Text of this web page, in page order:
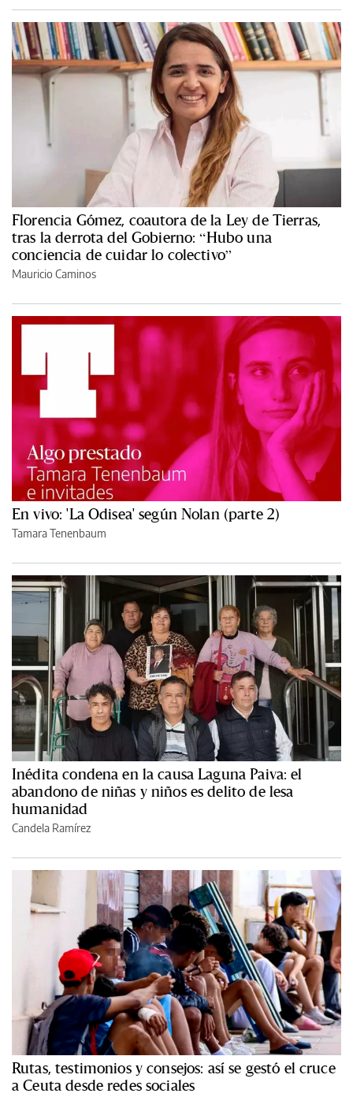
Florencia Gómez, coautora de la Ley de Tierras,
tras la derrota del Gobierno: “Hubo una
conciencia de cuidar lo colectivo”
Mauricio Caminos
En vivo: 'La Odisea' según Nolan (parte 2)
Tamara Tenenbaum
Inédita condena en la causa Laguna Paiva: el
abandono de niñas y niños es delito de lesa
humanidad
Candela Ramírez
Rutas, testimonios y consejos: así se gestó el cruce
a Ceuta desde redes sociales